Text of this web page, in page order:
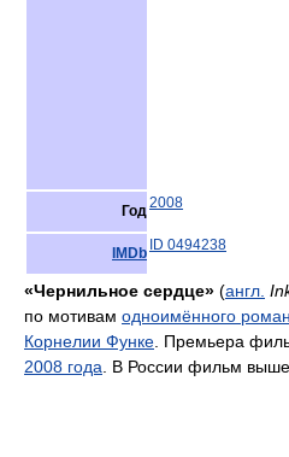
Год2008
IMDb ID 0494238
«Чернильное сердце» (англ.
по мотивам одноимённого
Корнелии Функе . Премьера
2008 года . В России фильм